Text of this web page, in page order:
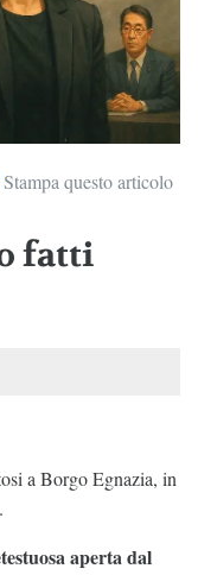
Stampa questo articolo
fatti
a Borgo Egnazia, in
aperta dal